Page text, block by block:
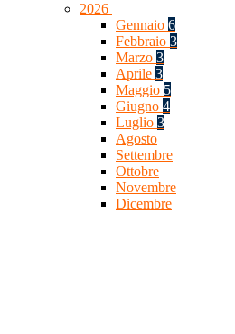
2026
Gennaio 6
Febbraio 3
Marzo 3
Aprile 3
Maggio 5
Giugno 4
Luglio 3
Agosto
Settembre
Ottobre
Novembre
Dicembre